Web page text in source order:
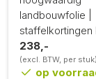
landbouwfolie |
staffelkortingen
grotere afname
238,-
(excl. BTW, per stuk)
op